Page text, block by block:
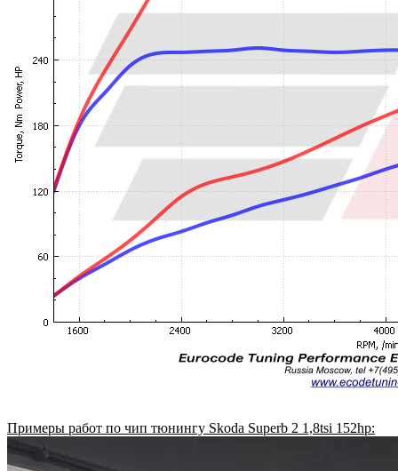
Примеры работ по чип тюнингу Skoda Superb 2 1,8tsi 152hp: